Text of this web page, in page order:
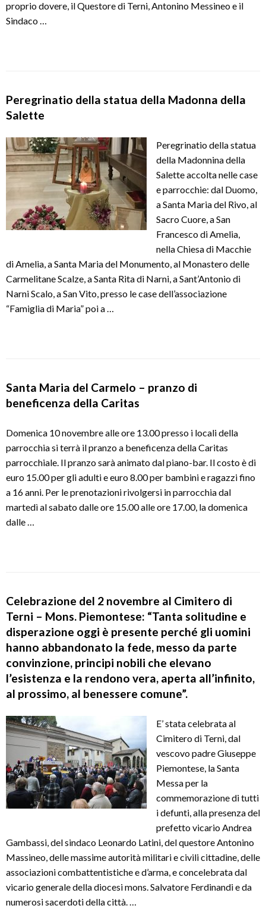
proprio dovere, il Questore di Terni, Antonino Messineo e il
Sindaco …
Peregrinatio della statua della Madonna della
Salette
Peregrinatio della statua
della Madonnina della
Salette accolta nelle case
e parrocchie: dal Duomo,
a Santa Maria del Rivo, al
Sacro Cuore, a San
Francesco di Amelia,
nella Chiesa di Macchie
di Amelia, a Santa Maria del Monumento, al Monastero delle
Carmelitane Scalze, a Santa Rita di Narni, a Sant’Antonio di
Narni Scalo, a San Vito, presso le case dell’associazione
“Famiglia di Maria” poi a …
Santa Maria del Carmelo – pranzo di
beneficenza della Caritas
Domenica 10 novembre alle ore 13.00 presso i locali della
parrocchia si terrà il pranzo a beneficenza della Caritas
parrocchiale. Il pranzo sarà animato dal piano-bar. Il costo è di
euro 15.00 per gli adulti e euro 8.00 per bambini e ragazzi fino
a 16 anni. Per le prenotazioni rivolgersi in parrocchia dal
martedì al sabato dalle ore 15.00 alle ore 17.00, la domenica
dalle …
Celebrazione del 2 novembre al Cimitero di
Terni – Mons. Piemontese: “Tanta solitudine e
disperazione oggi è presente perché gli uomini
hanno abbandonato la fede, messo da parte
convinzione, principi nobili che elevano
l’esistenza e la rendono vera, aperta all’infinito,
al prossimo, al benessere comune”.
E’ stata celebrata al
Cimitero di Terni, dal
vescovo padre Giuseppe
Piemontese, la Santa
Messa per la
commemorazione di tutti
i defunti, alla presenza del
prefetto vicario Andrea
Gambassi, del sindaco Leonardo Latini, del questore Antonino
Massineo, delle massime autorità militari e civili cittadine, delle
associazioni combattentistiche e d’arma, e concelebrata dal
vicario generale della diocesi mons. Salvatore Ferdinandi e da
numerosi sacerdoti della città. …